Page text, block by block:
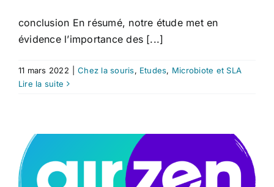
conclusion En résumé, notre étude met en
évidence l’importance des [...]
11 mars 2022 Chez la souris, Etudes, Microbiote et SLA
Lire la suite